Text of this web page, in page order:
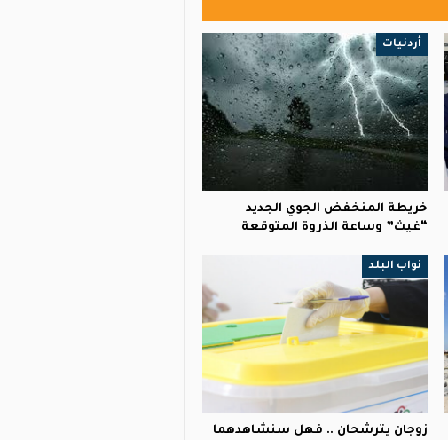
أردنيات
خريطة المنخفض الجوي الجديد
“غيث” وساعة الذروة المتوقعة
نواب البلد
زوجان يترشحان .. فهل سنشاهدهما